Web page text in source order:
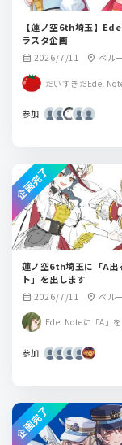
【蓮ノ空6th埼玉】
ラスタ企画
calendar_month 2026/7/11 location_on ベル
だいすきだEdel
参加
蓮ノ空6th埼玉に「A出
ト」を出します
calendar_month 2026/7/11 location_on ベル
Edel Noteに「A」を
参加
企画完了
企画完了